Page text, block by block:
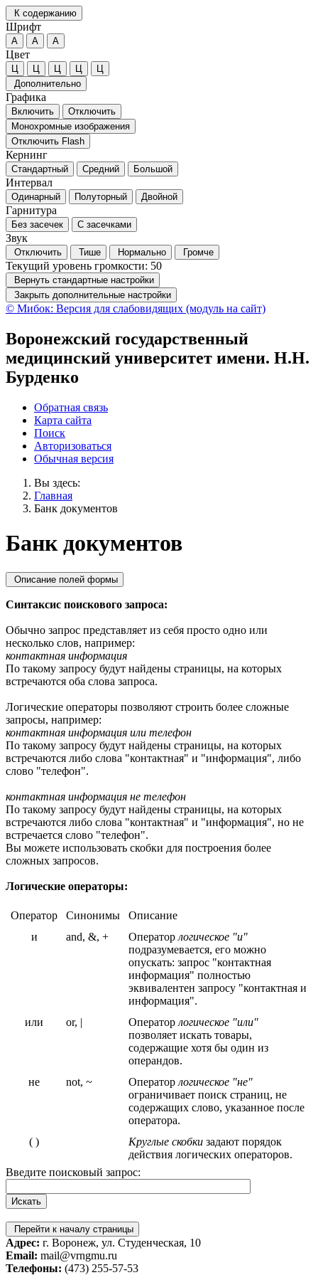
К содержанию
Шрифт
А А А
Цвет
Ц Ц Ц Ц
Ц
Дополнительно
Графика
Включить
Отключить
Монохромные изображения
Отключить Flash
Кернинг
Стандартный Средний Большой
Интервал
Одинарный Полуторный Двойной
Гарнитура
Без засечек С засечками
Звук
Отключить Тише Нормально Громче
Текущий уровень громкости: 50
Вернуть стандартные настройки
Закрыть дополнительные настройки
© Мибок: Версия для слабовидящих (модуль на сайт)
Воронежский государственный
медицинский университет имени. Н.Н.
Бурденко
Обратная связь
Карта сайта
Поиск
Авторизоваться
Обычная версия
Вы здесь:
Главная
Банк документов
Банк документов
Описание полей формы
Синтаксис поискового запроса:
Обычно запрос представляет из себя просто одно или
несколько слов, например:
контактная информация
По такому запросу будут найдены страницы, на которых
встречаются оба слова запроса.
Логические операторы позволяют строить более сложные
запросы, например:
контактная информация или телефон
По такому запросу будут найдены страницы, на которых
встречаются либо слова "контактная" и "информация", либо
слово "телефон".
контактная информация не телефон
По такому запросу будут найдены страницы, на которых
встречаются либо слова "контактная" и "информация", но не
встречается слово "телефон".
Вы можете использовать скобки для построения более
сложных запросов.
Логические операторы:
Оператор Синонимы
Описание
и
and, &, + Оператор логическое "и"
подразумевается, его можно
опускать: запрос "контактная
информация" полностью
эквивалентен запросу "контактная и
информация".
или
or, | Оператор логическое "или"
позволяет искать товары,
содержащие хотя бы один из
операндов.
не
not, ~ Оператор логическое "не"
ограничивает поиск страниц, не
содержащих слово, указанное после
оператора.
( )
Круглые скобки задают порядок
действия логических операторов.
Введите поисковый запрос:
Перейти к началу страницы
Адрес: г. Воронеж, ул. Студенческая, 10
Email: mail@vrngmu.ru
Телефоны: (473) 255-57-53